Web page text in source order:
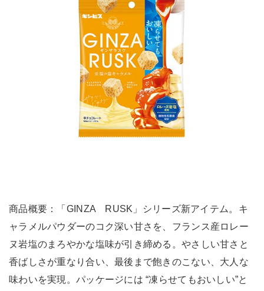
商品概要：「GINZA RUSK」シリーズ新アイテム。キ
ャラメルパウダーのコク深い甘さを、フランス産ロレー
ヌ岩塩のまろやかな塩味が引き締める。やさしい甘さと
香ばしさが重なり合い、最後まで飽きのこない、大人な
味わいを実現。パッケージには “凍らせてもおいしい”と